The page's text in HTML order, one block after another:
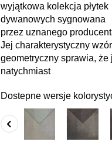
wyjątkowa kolekcja płytek
dywanowych sygnowana
przez uznanego
Jej charakterystyczny wzór
geometryczny sprawia, że
natychmiast
Dostepne wersje